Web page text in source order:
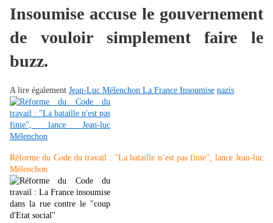
Insoumise accuse le gouvernement
de vouloir simplement faire le
buzz.
A lire également Jean-Luc Mélenchon La France Insoumise nazis
Réforme du Code du travail : "La bataille n’est pas finie", lance Jean-luc
Mélenchon